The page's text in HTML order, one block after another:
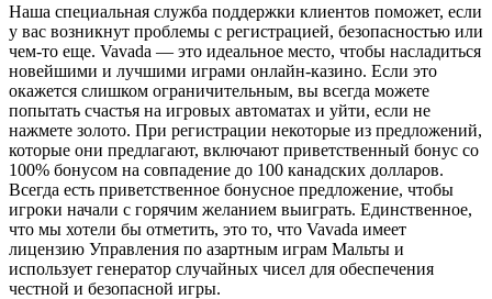
Наша специальная служба поддержки клиентов поможет, если
у вас возникнут проблемы с регистрацией, безопасностью или
чем-то еще. Vavada — это идеальное место, чтобы насладиться
новейшими и лучшими играми онлайн-казино. Если это
окажется слишком ограничительным, вы всегда можете
попытать счастья на игровых автоматах и ​​уйти, если не
нажмете золото. При регистрации некоторые из предложений,
которые они предлагают, включают приветственный бонус со
100% бонусом на совпадение до 100 канадских долларов.
Всегда есть приветственное бонусное предложение, чтобы
игроки начали с горячим желанием выиграть. Единственное,
что мы хотели бы отметить, это то, что Vavada имеет
лицензию Управления по азартным играм Мальты и
использует генератор случайных чисел для обеспечения
честной и безопасной игры.